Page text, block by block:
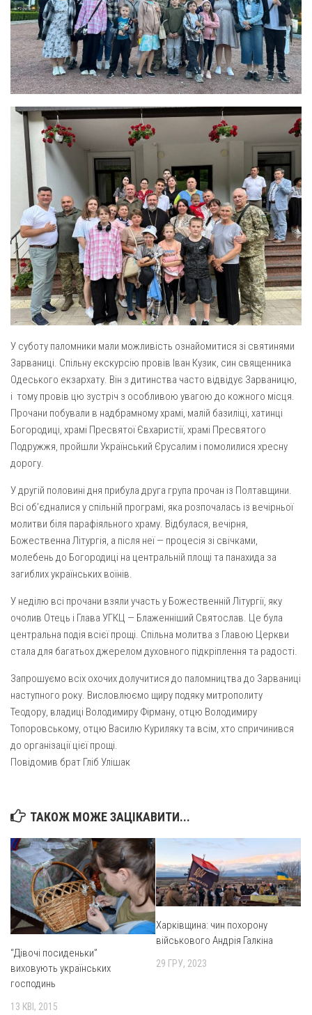
У суботу паломники мали можливість ознайомитися зі святинями
Зарваниці. Спільну екскурсію провів Іван Кузик, син священника
Одеського екзархату. Він з дитинства часто відвідує Зарваницю,
і тому провів цю зустріч з особливою увагою до кожного місця.
Прочани побували в надбрамному храмі, малій базиліці, хатинці
Богородиці, храмі Пресвятої Євхаристії, храмі Пресвятого
Подружжя, пройшли Український Єрусалим і помолилися хресну
дорогу.
У другій половині дня прибула друга група прочан із Полтавщини.
Всі об’єдналися у спільній програмі, яка розпочалась із вечірньої
молитви біля парафіяльного храму. Відбулася, вечірня,
Божественна Літургія, а після неї — процесія зі свічками,
молебень до Богородиці на центральній площі та панахида за
загиблих українських воїнів.
У неділю всі прочани взяли участь у Божественній Літургії, яку
очолив Отець і Глава УГКЦ — Блаженніший Святослав. Це була
центральна подія всієї прощі. Спільна молитва з Главою Церкви
стала для багатьох джерелом духовного підкріплення та радості.
Запрошуємо всіх охочих долучитися до паломництва до Зарваниці
наступного року. Висловлюємо щиру подяку митрополиту
Теодору, владиці Володимиру Фірману, отцю Володимиру
Топоровському, отцю Василю Куриляку та всім, хто спричинився
до організації цієї прощі.
Повідомив брат Гліб Улішак
ТАКОЖ МОЖЕ ЗАЦІКАВИТИ...
“Дівочі посиденьки”
виховують українських
господинь
13 КВІ, 2015
Харківщина: чин похорону
військового Андрія Галкіна
29 ГРУ, 2023